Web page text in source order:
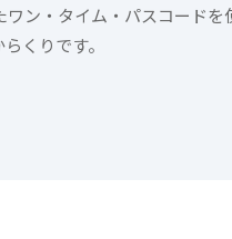
ン・タイム・パスコード
くりです。